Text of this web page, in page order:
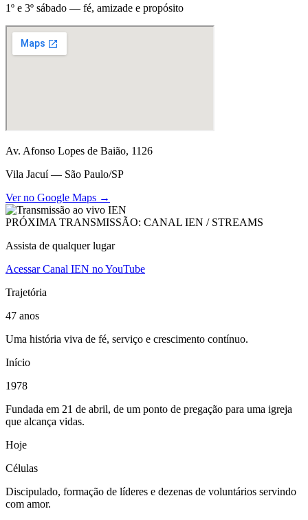
1º e 3º sábado — fé, amizade e propósito
Av. Afonso Lopes de Baião, 1126
Vila Jacuí — São Paulo/SP
Ver no Google Maps →
PRÓXIMA TRANSMISSÃO: CANAL IEN / STREAMS
Assista de qualquer lugar
Acessar Canal IEN no YouTube
Trajetória
47 anos
Uma história viva de fé, serviço e crescimento contínuo.
Início
1978
Fundada em 21 de abril, de um ponto de pregação para uma igreja
que alcança vidas.
Hoje
Células
Discipulado, formação de líderes e dezenas de voluntários servindo
com amor.